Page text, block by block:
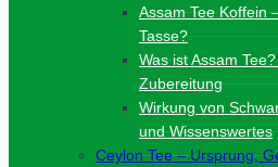
Assam Tee Koffein
Tasse?
Was ist Assam
Zubereitung
Wirkung von
und Wissenswertes
Ceylon Tee – Ursprung,